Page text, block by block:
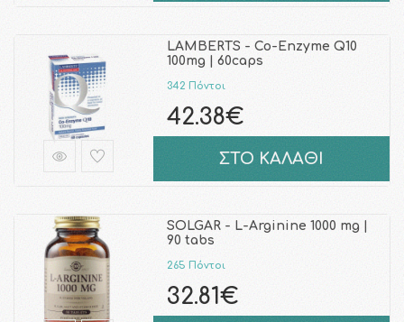
LAMBERTS - Co-Enzyme Q10
100mg | 60caps
342 Πόντοι
42.38€
ΣΤΟ ΚΑΛΑΘΙ
SOLGAR - L-Arginine 1000 mg |
90 tabs
265 Πόντοι
32.81€